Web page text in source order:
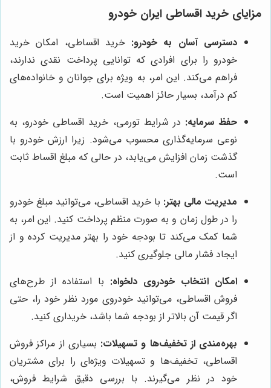
مزایای خرید اقساطی ایران خودرو
دسترسی آسان به خودرو: خرید اقساطی، امکان خرید
خودرو را برای افرادی که توانایی پرداخت نقدی ندارند،
فراهم می‌کند. این امر، به ویژه برای جوانان و خانواده‌های
کم درآمد، بسیار حائز اهمیت است.
حفظ سرمایه: در شرایط تورمی، خرید اقساطی خودرو، به
نوعی سرمایه‌گذاری محسوب می‌شود. زیرا ارزش خودرو با
گذشت زمان افزایش می‌یابد، در حالی که مبلغ اقساط ثابت
است.
مدیریت مالی بهتر: با خرید اقساطی، می‌توانید مبلغ خودرو
را در طول زمان و به صورت منظم پرداخت کنید. این امر، به
شما کمک می‌کند تا بودجه خود را بهتر مدیریت کرده و از
ایجاد فشار مالی جلوگیری کنید.
امکان انتخاب خودروی دلخواه: با استفاده از طرح‌های
فروش اقساطی، می‌توانید خودروی مورد نظر خود را، حتی
اگر قیمت آن بالاتر از بودجه شما باشد، خریداری کنید.
بهره‌مندی از تخفیف‌ها و تسهیلات: بسیاری از مراکز فروش
اقساطی، تخفیف‌ها و تسهیلات ویژه‌ای را برای مشتریان
خود در نظر می‌گیرند. با بررسی دقیق شرایط فروش،